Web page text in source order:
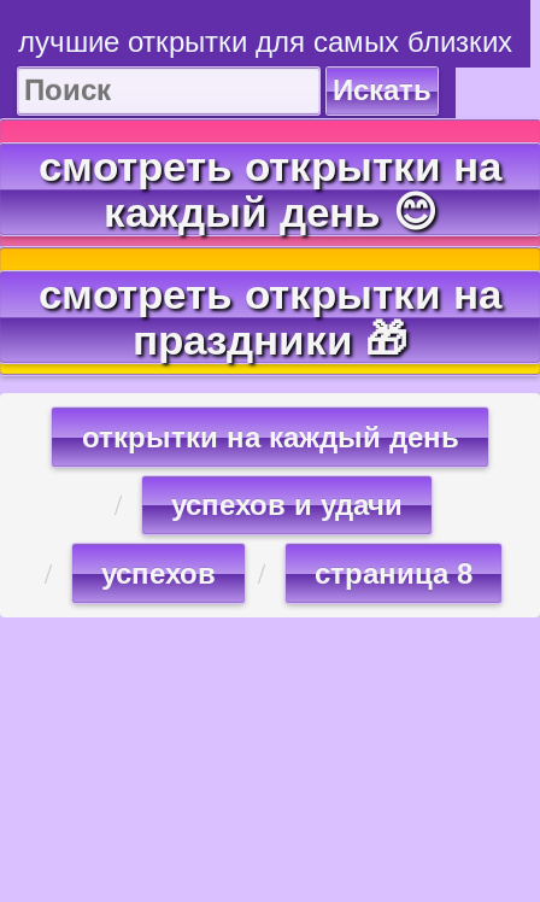
лучшие открытки для самых близких
Искать
смотреть открытки на
каждый день 😊
смотреть открытки на
праздники 🎁
открытки на каждый день
успехов и удачи
успехов страница 8